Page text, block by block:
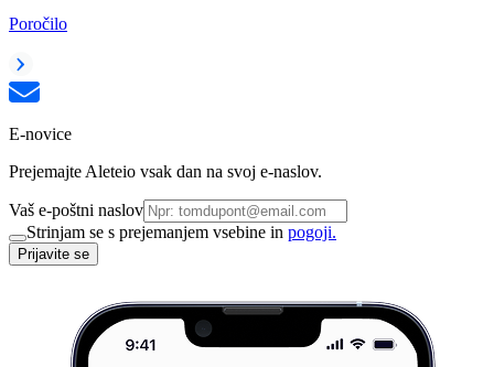
Poročilo
E-novice
Prejemajte Aleteio vsak dan na svoj e-naslov.
Vaš e-poštni naslov
Strinjam se s prejemanjem vsebine in pogoji.
Prijavite se